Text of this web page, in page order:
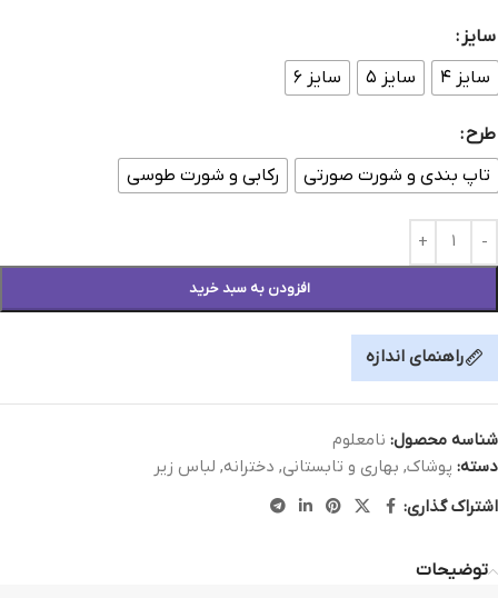
سایز
سایز ۴
سایز ۵ سایز ۶
طرح
تاپ بندی و شورت صورتی
رکابی و شورت طوسی
افزودن به سبد خرید
راهنمای اندازه
شناسه محصول: نامعلوم
دسته: پوشاک, بهاری و تابستانی, دخترانه, لباس زیر
اشتراک گذاری:
توضیحات